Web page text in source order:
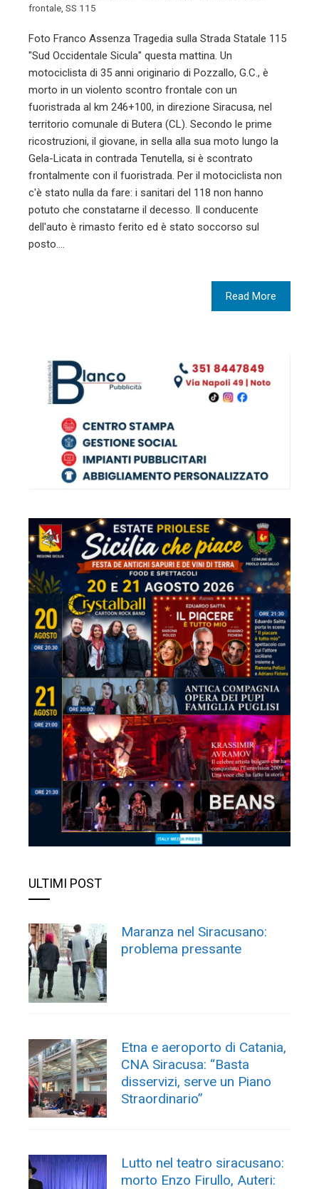
frontale, SS 115
Foto Franco Assenza Tragedia sulla Strada Statale 115
"Sud Occidentale Sicula" questa mattina. Un
motociclista di 35 anni originario di Pozzallo, G.C., è
morto in un violento scontro frontale con un
fuoristrada al km 246+100, in direzione Siracusa, nel
territorio comunale di Butera (CL). Secondo le prime
ricostruzioni, il giovane, in sella alla sua moto lungo la
Gela-Licata in contrada Tenutella, si è scontrato
frontalmente con il fuoristrada. Per il motociclista non
c'è stato nulla da fare: i sanitari del 118 non hanno
potuto che constatarne il decesso. Il conducente
dell'auto è rimasto ferito ed è stato soccorso sul
posto.…
Read More
ULTIMI POST
Maranza nel Siracusano:
problema pressante
Etna e aeroporto di Catania,
CNA Siracusa: “Basta
disservizi, serve un Piano
Straordinario”
Lutto nel teatro siracusano:
morto Enzo Firullo, Auteri: